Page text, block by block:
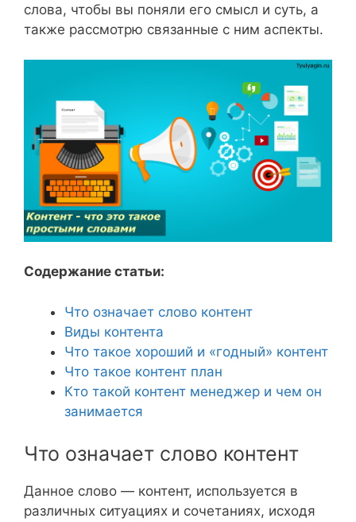
слова, чтобы вы поняли его смысл и суть, а
также рассмотрю связанные с ним аспекты.
Содержание статьи:
Что означает слово контент
Виды контента
Что такое хороший и «годный» контент
Что такое контент план
Кто такой контент менеджер и чем он
занимается
Что означает слово контент
Данное слово — контент, используется в
различных ситуациях и сочетаниях, исходя